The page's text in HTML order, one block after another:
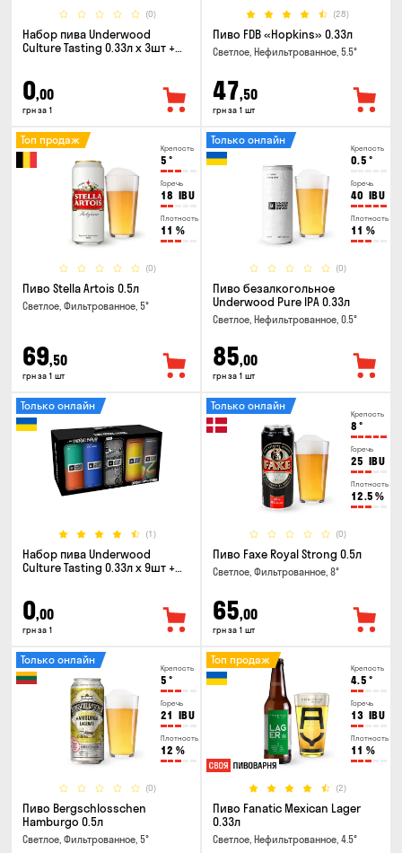
(0)
Набор пива Underwood
Culture Tasting 0.33л x 3шт +
0,00
грн за 1
(28)
Пиво FDB «Hopkins» 0.33л
Светлое, Нефильтрованное, 5.5°
47,50
грн за 1 шт
Крепость
5 °
Горечь
18 IBU
Плотность
11 %
(0)
Топ продаж
Пиво Stella Artois 0.5л
Светлое, Фильтрованное, 5°
69,50
грн за 1 шт
Крепость
0.5 °
Горечь
40 IBU
Плотность
11 %
(0)
Только онлайн
Пиво безалкогольное
Underwood Pure IPA 0.33л
Светлое, Нефильтрованное, 0.5°
85,00
грн за 1 шт
(1)
Только онлайн
Набор пива Underwood
Culture Tasting 0.33л x 9шт +
0,00
грн за 1
Крепость
8 °
Горечь
25 IBU
Плотность
12.5 %
(0)
Только онлайн
Пиво Faxe Royal Strong 0.5л
Светлое, Фильтрованное, 8°
65,00
грн за 1 шт
Крепость
5 °
Горечь
21 IBU
Плотность
12 %
(0)
Только онлайн
Пиво Bergschlosschen
Hamburgo 0.5л
Светлое, Фильтрованное, 5°
Крепость
4.5 °
Горечь
13 IBU
Плотность
11 %
(2)
Топ продаж
Пиво Fanatic Mexican Lager
0.33л
Светлое, Нефильтрованное, 4.5°